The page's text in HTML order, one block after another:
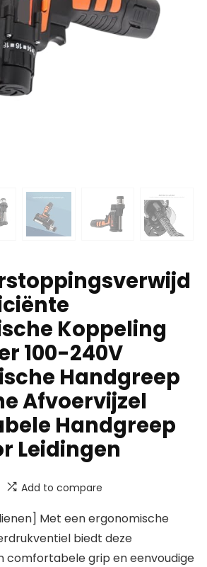
Koppeling
100-240V
Handgreep
Afvoervijzel
Handgreep
Leidingen
Add to compare
Met een ergonomische
biedt deze
comfortabele grip en eenvoudige